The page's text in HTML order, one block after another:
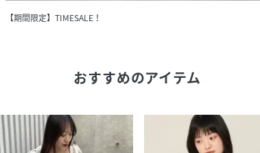
【期間限定】TIMESALE！
おすすめのアイテム